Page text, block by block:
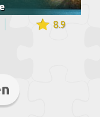
8.9